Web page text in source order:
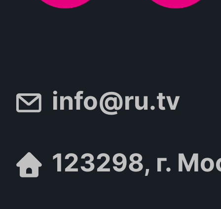
info@ru.tv
123298, г.